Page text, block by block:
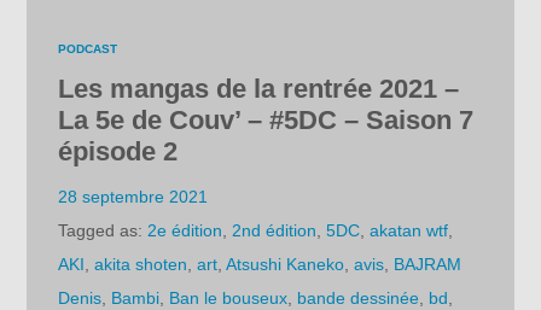
PODCAST
Les mangas de la rentrée 2021 –
La 5e de Couv’ – #5DC – Saison 7
épisode 2
28 septembre 2021
Tagged as: 2e édition 2nd édition ,5DC ,akatan wtf
AKI ,akita shoten ,art ,Atsushi Kaneko ,avis BAJRAM
Denis Bambi Ban le bouseux bande dessinée bd